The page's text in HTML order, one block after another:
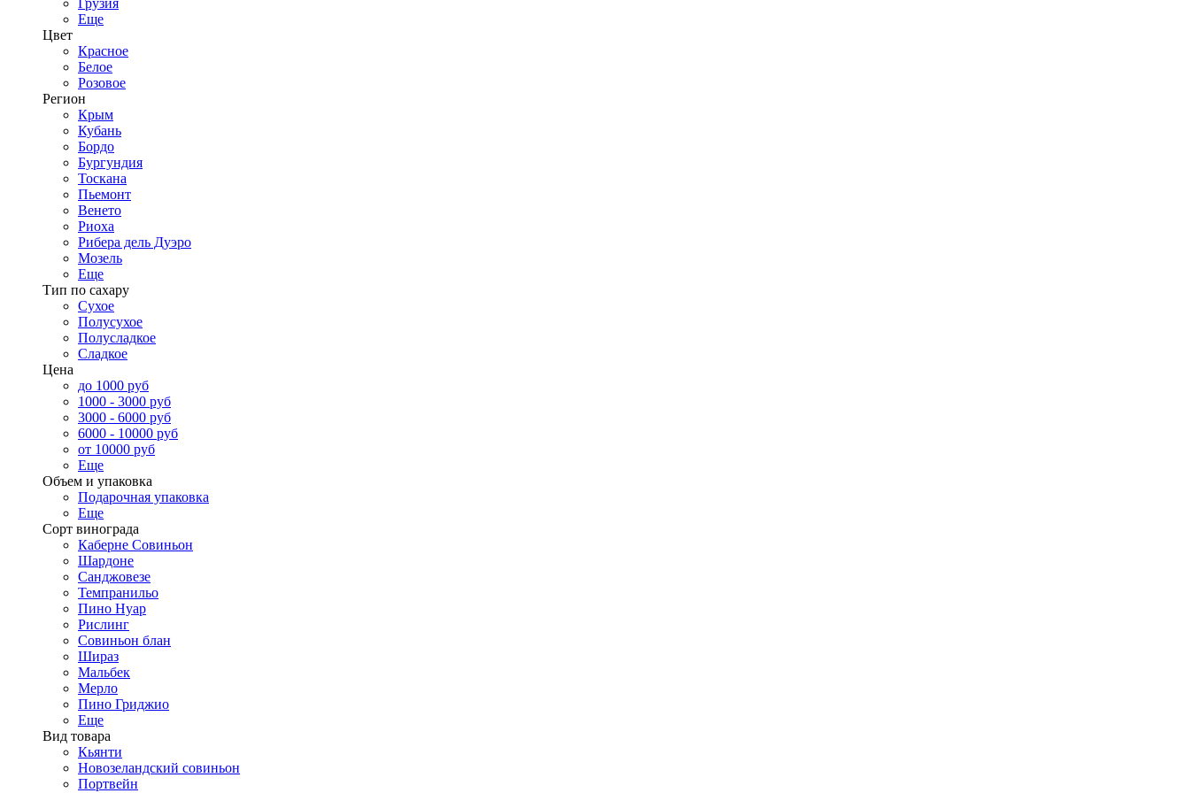
Грузия
Еще
Цвет
Красное
Белое
Розовое
Регион
Крым
Кубань
Бордо
Бургундия
Тоскана
Пьемонт
Венето
Риоха
Рибера дель Дуэро
Мозель
Еще
Тип по сахару
Сухое
Полусухое
Полусладкое
Сладкое
Цена
до 1000 руб
1000 - 3000 руб
3000 - 6000 руб
6000 - 10000 руб
от 10000 руб
Еще
Объем и упаковка
Подарочная упаковка
Еще
Сорт винограда
Каберне Совиньон
Шардоне
Санджовезе
Темпранильо
Пино Нуар
Рислинг
Совиньон блан
Шираз
Мальбек
Мерло
Пино Гриджио
Еще
Вид товара
Кьянти
Новозеландский совиньон
Портвейн